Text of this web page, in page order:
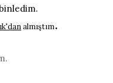
almıştım.